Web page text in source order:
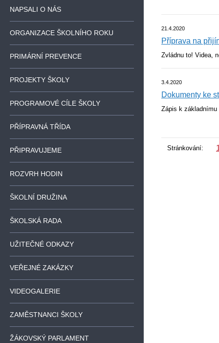
NAPSALI O NÁS
ORGANIZACE ŠKOLNÍHO ROKU
PRIMÁRNÍ PREVENCE
PROJEKTY ŠKOLY
PROGRAMOVÉ CÍLE ŠKOLY
PŘÍPRAVNÁ TŘÍDA
PŘIPRAVUJEME
ROZVRH HODIN
ŠKOLNÍ DRUŽINA
ŠKOLSKÁ RADA
UŽITEČNÉ ODKAZY
VEŘEJNÉ ZAKÁZKY
VIDEOGALERIE
ZAMĚSTNANCI ŠKOLY
ŽÁKOVSKÝ PARLAMENT
21.4.2020
Příprava na
Zvládnu to! Videa,
3.4.2020
Dokumenty ke
Zápis k
Stránkování: